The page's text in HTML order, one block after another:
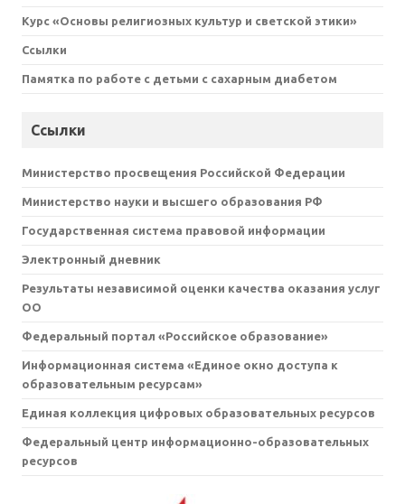
Курс «Основы религиозных культур и светской этики»
Ссылки
Памятка по работе с детьми с сахарным диабетом
Ссылки
Министерство просвещения Российской Федерации
Министерство науки и высшего образования РФ
Государственная система правовой информации
Электронный дневник
Результаты независимой оценки качества оказания услуг
ОО
Федеральный портал «Российское образование»
Информационная система «Единое окно доступа к
образовательным ресурсам»
Единая коллекция цифровых образовательных ресурсов
Федеральный центр информационно-образовательных
ресурсов